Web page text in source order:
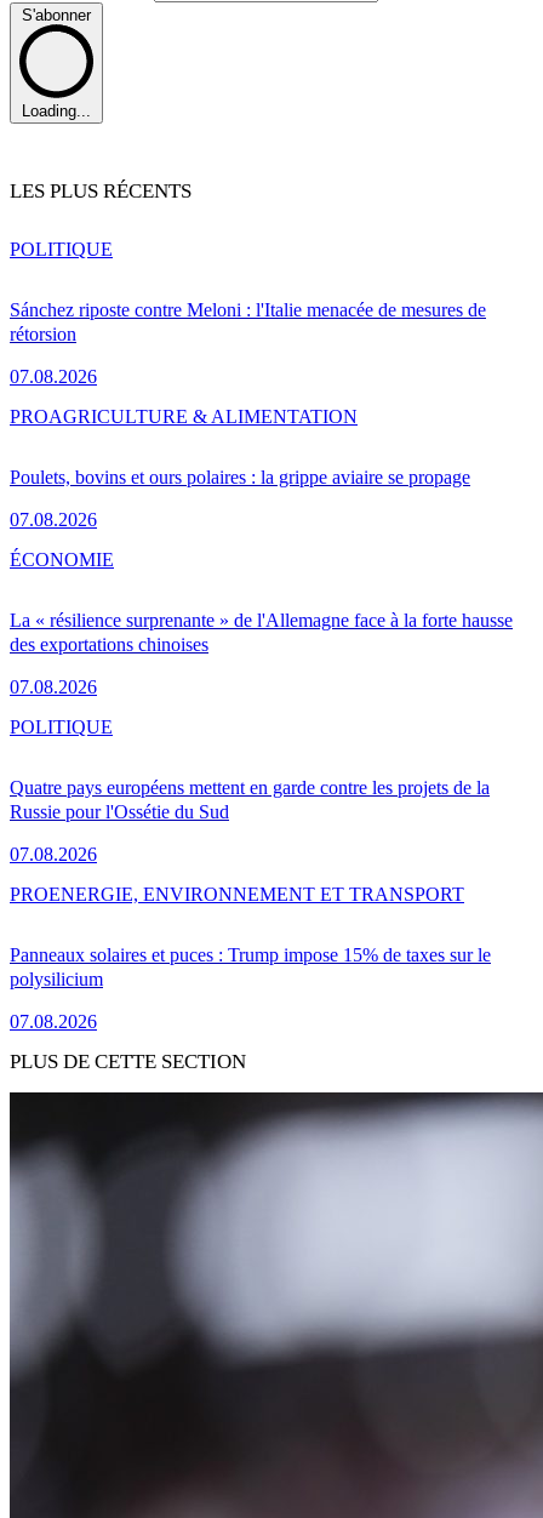
S'abonner
Loading...
LES PLUS RÉCENTS
Sánchez riposte contre Meloni : l'Italie menacée de mesures de
rétorsion
07.08.2026
POLITIQUE
Poulets, bovins et ours polaires : la grippe aviaire se propage
07.08.2026
PROAGRICULTURE & ALIMENTATION
La « résilience surprenante » de l'Allemagne face à la forte hausse
des exportations chinoises
07.08.2026
ÉCONOMIE
Quatre pays européens mettent en garde contre les projets de la
Russie pour l'Ossétie du Sud
07.08.2026
POLITIQUE
Panneaux solaires et puces : Trump impose 15% de taxes sur le
polysilicium
07.08.2026
PROENERGIE, ENVIRONNEMENT ET TRANSPORT
PLUS DE CETTE SECTION